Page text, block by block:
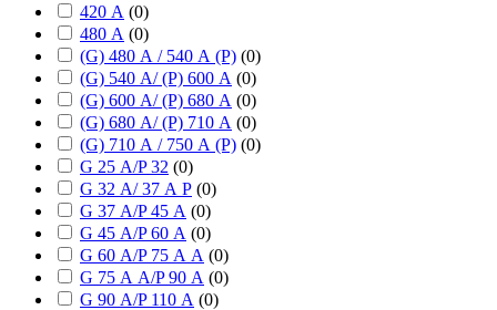
420 А (0)
480 А (0)
(G) 480 А / 540 А (P) (0)
(G) 540 А/ (P) 600 А (0)
(G) 600 А/ (P) 680 А (0)
(G) 680 А/ (P) 710 А (0)
(G) 710 А / 750 А (P) (0)
G 25 А/P 32 (0)
G 32 А/ 37 А P (0)
G 37 А/P 45 А (0)
G 45 А/P 60 А (0)
G 60 А/P 75 А А (0)
G 75 А А/P 90 А (0)
G 90 А/P 110 А (0)